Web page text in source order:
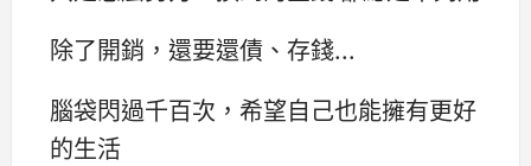
除了開銷，還要還債、存錢...
腦袋閃過千百次，希望自己也能擁有更好
的生活